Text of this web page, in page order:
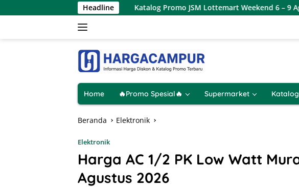
ke
Headline
Katalog Promo JSM Lottemart Weekend 6 – 9 Agustus 2026
Home 🔥Promo Spesial🔥 Supermarket Katalog
Beranda Elektronik
Elektronik
Harga AC 1/2 PK Low Watt
Agustus 2026